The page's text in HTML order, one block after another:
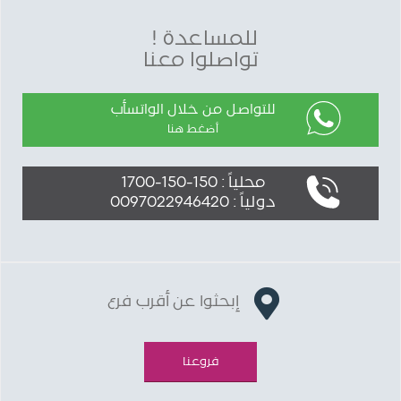
للمساعدة !
تواصلوا معنا
للتواصل من خلال الواتسأب
أضغط هنا
محلياً : 150-150-1700
دولياً : 0097022946420
إبحثوا عن أقرب فرع
فروعنا